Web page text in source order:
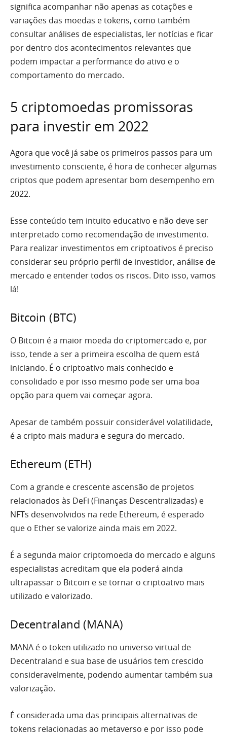
significa acompanhar não apenas as cotações e
variações das moedas e tokens, como também
consultar análises de especialistas, ler notícias e ficar
por dentro dos acontecimentos relevantes que
podem impactar a performance do ativo e o
comportamento do mercado.
5 criptomoedas promissoras
para investir em 2022
Agora que você já sabe os primeiros passos para um
investimento consciente, é hora de conhecer algumas
criptos que podem apresentar bom desempenho em
2022.
Esse conteúdo tem intuito educativo e não deve ser
interpretado como recomendação de investimento.
Para realizar investimentos em criptoativos é preciso
considerar seu próprio perfil de investidor, análise de
mercado e entender todos os riscos. Dito isso, vamos
lá!
Bitcoin (BTC)
O Bitcoin é a maior moeda do criptomercado e, por
isso, tende a ser a primeira escolha de quem está
iniciando. É o criptoativo mais conhecido e
consolidado e por isso mesmo pode ser uma boa
opção para quem vai começar agora.
Apesar de também possuir considerável volatilidade,
é a cripto mais madura e segura do mercado.
Ethereum (ETH)
Com a grande e crescente ascensão de projetos
relacionados às DeFi (Finanças Descentralizadas) e
NFTs desenvolvidos na rede Ethereum, é esperado
que o Ether se valorize ainda mais em 2022.
É a segunda maior criptomoeda do mercado e alguns
especialistas acreditam que ela poderá ainda
ultrapassar o Bitcoin e se tornar o criptoativo mais
utilizado e valorizado.
Decentraland (MANA)
MANA é o token utilizado no universo virtual de
Decentraland e sua base de usuários tem crescido
consideravelmente, podendo aumentar também sua
valorização.
É considerada uma das principais alternativas de
tokens relacionadas ao metaverso e por isso pode